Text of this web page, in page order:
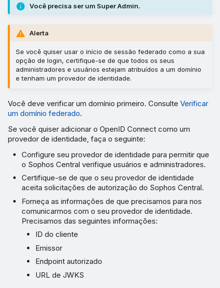
Usar o Google Workspace
identidade
Você precisa ser um Super Admin.
Alerta
Se você quiser usar o início de sessão federado como a sua
opção de login, certifique-se de que todos os seus
administradores e usuários estejam atribuídos a um domínio
e tenham um provedor de identidade.
Você deve verificar um domínio primeiro. Consulte Verificar
um domínio federado.
Se você quiser adicionar o OpenID Connect como um
provedor de identidade, faça o seguinte:
Configure seu provedor de identidade para permitir que
o Sophos Central verifique usuários e administradores.
Certifique-se de que o seu provedor de identidade
aceita solicitações de autorização do Sophos Central.
Forneça as informações de que precisamos para nos
comunicarmos com o seu provedor de identidade.
Precisamos das seguintes informações:
ID do cliente
Emissor
Endpoint autorizado
URL de JWKS